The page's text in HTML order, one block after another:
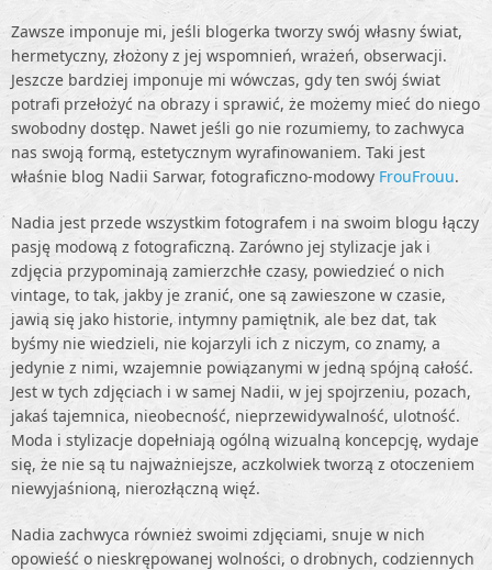
Zawsze imponuje mi, jeśli blogerka tworzy swój własny świat,
hermetyczny, złożony z jej wspomnień, wrażeń, obserwacji.
Jeszcze bardziej imponuje mi wówczas, gdy ten swój świat
potrafi przełożyć na obrazy i sprawić, że możemy mieć do niego
swobodny dostęp. Nawet jeśli go nie rozumiemy, to zachwyca
nas swoją formą, estetycznym wyrafinowaniem. Taki jest
właśnie blog Nadii Sarwar, fotograficzno-modowy FrouFrouu.
Nadia jest przede wszystkim fotografem i na swoim blogu łączy
pasję modową z fotograficzną. Zarówno jej stylizacje jak i
zdjęcia przypominają zamierzchłe czasy, powiedzieć o nich
vintage, to tak, jakby je zranić, one są zawieszone w czasie,
jawią się jako historie, intymny pamiętnik, ale bez dat, tak
byśmy nie wiedzieli, nie kojarzyli ich z niczym, co znamy, a
jedynie z nimi, wzajemnie powiązanymi w jedną spójną całość.
Jest w tych zdjęciach i w samej Nadii, w jej spojrzeniu, pozach,
jakaś tajemnica, nieobecność, nieprzewidywalność, ulotność.
Moda i stylizacje dopełniają ogólną wizualną koncepcję, wydaje
się, że nie są tu najważniejsze, aczkolwiek tworzą z otoczeniem
niewyjaśnioną, nierozłączną więź.
Nadia zachwyca również swoimi zdjęciami, snuje w nich
opowieść o nieskrępowanej wolności, o drobnych, codziennych